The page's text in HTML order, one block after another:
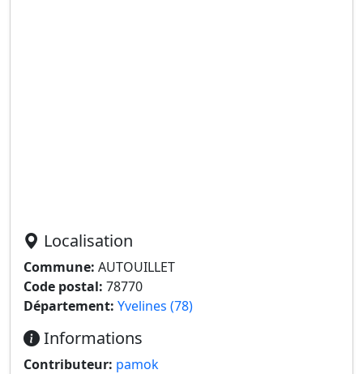
Localisation
Commune: AUTOUILLET
Code postal: 78770
Département: Yvelines (78)
Informations
Contributeur: pamok